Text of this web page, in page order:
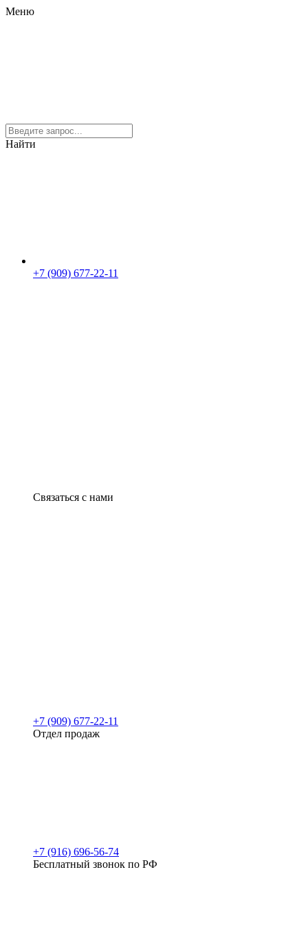
Меню
Найти
+7 (909) 677-22-11
Связаться с нами
+7 (909) 677-22-11
Отдел продаж
+7 (916) 696-56-74
Бесплатный звонок по РФ